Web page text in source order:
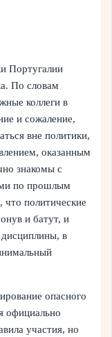
Португалии
По словам
коллеги в
и сожаление,
вне политики,
оказанным
знакомы с
по прошлым
политические
и батут, и
в
опасного
официально
участия, но